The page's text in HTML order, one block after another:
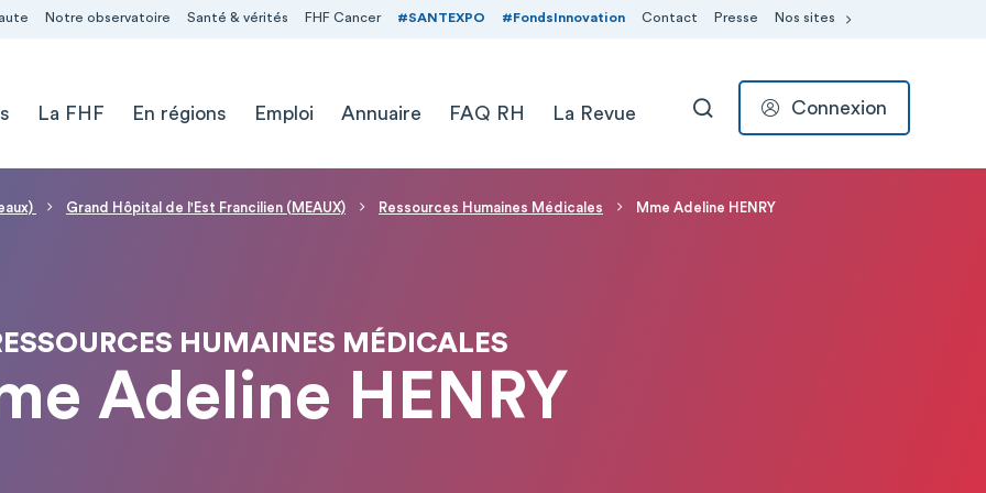
Notre observatoire Santé & vérités FHF Cancer #SANTEXPO #FondsInnovation Contact Presse Nos sites
La FHF En régions Emploi Annuaire FAQ RH La Revue RECHERCHER
Connexion
Grand Hôpital de l'Est Francilien (MEAUX) Ressources Humaines Médicales Mme Adeline HENRY
HUMAINES MÉDICALES
Adeline HENRY